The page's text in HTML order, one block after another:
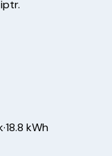
·18.8 kWh